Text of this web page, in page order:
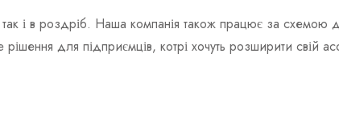
і в роздріб. Наша компанія також працює за
для підприємців, котрі хочуть розширити свій